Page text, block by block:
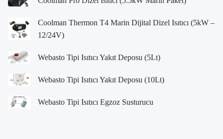
Coolman Thermon T4 Marin Dijital Dizel Isıtıcı (5kW –
12/24V)
Webasto Tipi Isıtıcı Yakıt Deposu (5Lt)
Webasto Tipi Isıtıcı Yakıt Deposu (10Lt)
Webasto Tipi Isıtıcı Egzoz Susturucu